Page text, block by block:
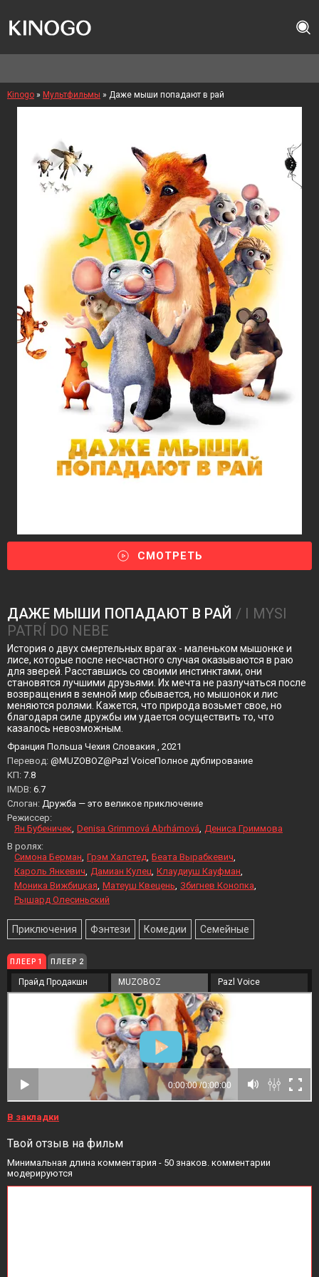
Kinogo » Мультфильмы » Даже мыши попадают в рай
СМОТРЕТЬ
ДАЖЕ МЫШИ ПОПАДАЮТ В РАЙ / I MYSI
PATRÍ DO NEBE
История о двух смертельных врагах - маленьком мышонке и
лисе, которые после несчастного случая оказываются в раю
для зверей. Расставшись со своими инстинктами, они
становятся лучшими друзьями. Их мечта не разлучаться после
возвращения в земной мир сбывается, но мышонок и лис
меняются ролями. Кажется, что природа возьмет свое, но
благодаря силе дружбы им удается осуществить то, что
казалось невозможным.
Франция Польша Чехия Словакия , 2021
Перевод: @MUZOBOZ@Pazl VoiceПолное дублирование
KП: 7.8
IMDB: 6.7
Слоган: Дружба — это великое приключение
Режиссер:
Ян Бубеничек Denisa Grimmová Abrhámová Дениса Гриммова
В ролях:
Симона Берман Грэм Халстед Беата Вырабкевич
Кароль Янкевич Дамиан Кулец Клаудиуш Кауфман
Моника Вижбицкая Матеуш Квецень Збигнев Конопка
Рышард Олесиньский
Приключения Фэнтези Комедии Семейные
ПЛЕЕР 1 ПЛЕЕР 2
Прайд Продакшн MUZOBOZ Pazl Voice
В закладки
Твой отзыв на фильм
Минимальная длина комментария - 50 знаков. комментарии
модерируются